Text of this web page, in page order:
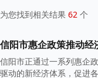
为您找到相关结果 62 个
信阳市惠企政策推动
信阳市正通过一系列惠企
驱动的新经济体系，促进